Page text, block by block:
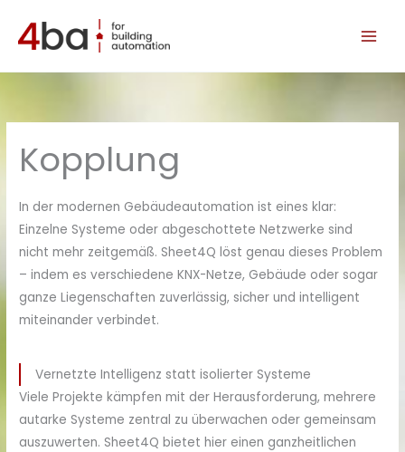
Inhalt
springen
Kopplung
In der modernen Gebäudeautomation ist eines klar:
Einzelne Systeme oder abgeschottete Netzwerke sind
nicht mehr zeitgemäß. Sheet4Q löst genau dieses Problem
– indem es verschiedene KNX-Netze, Gebäude oder sogar
ganze Liegenschaften zuverlässig, sicher und intelligent
miteinander verbindet.
Vernetzte Intelligenz statt isolierter Systeme
Viele Projekte kämpfen mit der Herausforderung, mehrere
autarke Systeme zentral zu überwachen oder gemeinsam
auszuwerten. Sheet4Q bietet hier einen ganzheitlichen